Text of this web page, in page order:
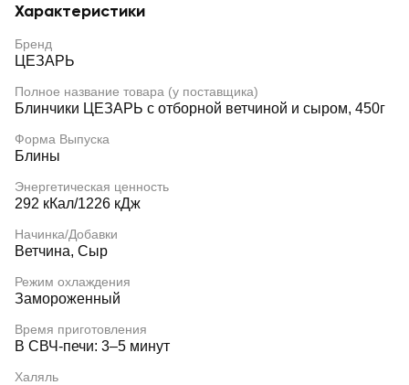
Характеристики
Бренд
ЦЕЗАРЬ
Полное название товара (у поставщика)
Блинчики ЦЕЗАРЬ с отборной ветчиной и сыром, 450г
Форма Выпуска
Блины
Энергетическая ценность
292 кКал/1226 кДж
Начинка/Добавки
Ветчина, Сыр
Режим охлаждения
Замороженный
Время приготовления
В СВЧ-печи: 3–5 минут
Халяль